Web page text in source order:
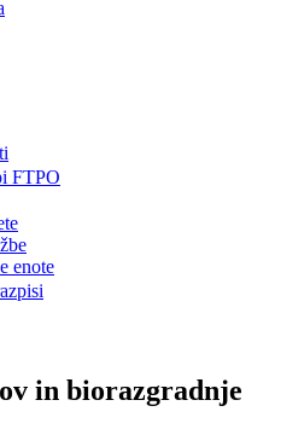
FTPO
enote
in biorazgradnje